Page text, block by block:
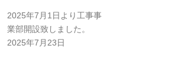
2025年7月1日より工事事
業部開設致しました。
2025年7月23日